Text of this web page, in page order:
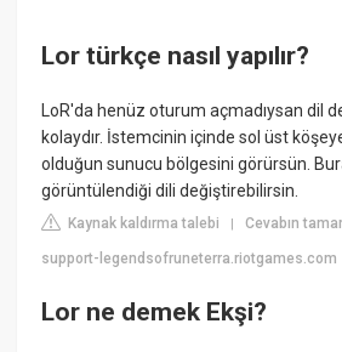
Lor türkçe nasıl yapılır?
LoR'da henüz oturum açmadıysan dil
kolaydır. İstemcinin içinde sol üst
olduğun sunucu bölgesini görürsün.
görüntülendiği dili değiştirebilirsin.
Kaynak kaldırma talebi |Cevabın
support-legendsofruneterra.riotgames.com
Lor ne demek Ekşi?